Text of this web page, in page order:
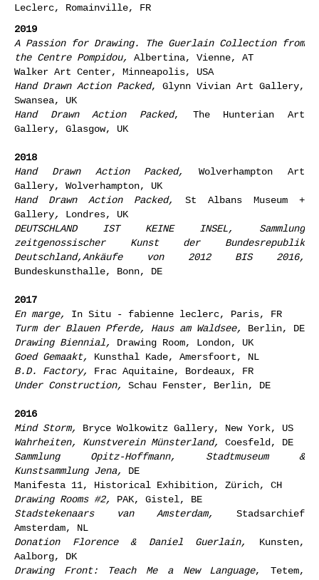
Leclerc, Romainville, FR
2019
A Passion for Drawing. The Guerlain Collection from
the Centre Pompidou, Albertina, Vienne, AT
Walker Art Center, Minneapolis, USA
Hand Drawn Action Packed, Glynn Vivian Art Gallery,
Swansea, UK
Hand Drawn Action Packed, The Hunterian Art
Gallery, Glasgow, UK
2018
Hand Drawn Action Packed,Wolverhampton Art
Gallery, Wolverhampton, UK
Hand Drawn Action Packed, St Albans Museum +
Gallery, Londres, UK
DEUTSCHLAND IST KEINE INSEL, Sammlung
zeitgenossischer Kunst der Bundesrepublik
Deutschland,Ankäufe von 2012 BIS 2016,
Bundeskunsthalle, Bonn, DE
2017
En marge,
In Situ - fabienne leclerc, Paris, FR
Turm der Blauen Pferde,
Haus am Waldsee,
Berlin, DE
Drawing Biennial,
Drawing Room, London, UK
Goed Gemaakt,
Kunsthal Kade, Amersfoort, NL
B.D. Factory,
Frac Aquitaine, Bordeaux, FR
Under Construction,
Schau Fenster, Berlin, DE
2016
Mind Storm,
Bryce Wolkowitz Gallery, New York, US
Wahrheiten, Kunstverein Münsterland,
Coesfeld, DE
Sammlung Opitz-Hoffmann, Stadtmuseum &
Kunstsammlung Jena,
DE
Manifesta 11, Historical Exhibition, Zürich, CH
Drawing Rooms #2,
PAK, Gistel, BE
Stadstekenaars van Amsterdam,
Stadsarchief
Amsterdam, NL
Donation Florence & Daniel Guerlain,
Kunsten,
Aalborg, DK
Drawing Front: Teach Me a New Language, Tetem,